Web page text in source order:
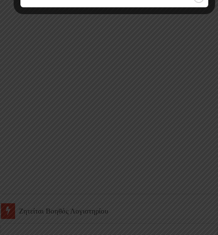
Ζητείται Υπάλληλος για γέμισμα και ανεφοδιασμό αυτόματων